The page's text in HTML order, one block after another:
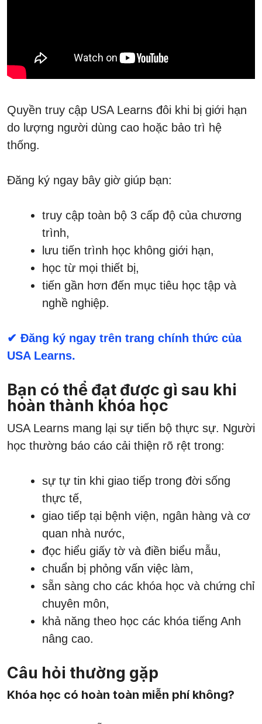
Quyền truy cập USA Learns đôi khi bị giới hạn
do lượng người dùng cao hoặc bảo trì hệ
thống.
Đăng ký ngay bây giờ giúp bạn:
truy cập toàn bộ 3 cấp độ của chương
trình,
lưu tiến trình học không giới hạn,
học từ mọi thiết bị,
tiến gần hơn đến mục tiêu học tập và
nghề nghiệp.
✔ Đăng ký ngay trên trang chính thức của
USA Learns.
Bạn có thể đạt được gì sau khi
hoàn thành khóa học
USA Learns mang lại sự tiến bộ thực sự. Người
học thường báo cáo cải thiện rõ rệt trong:
sự tự tin khi giao tiếp trong đời sống
thực tế,
giao tiếp tại bệnh viện, ngân hàng và cơ
quan nhà nước,
đọc hiểu giấy tờ và điền biểu mẫu,
chuẩn bị phỏng vấn việc làm,
sẵn sàng cho các khóa học và chứng chỉ
chuyên môn,
khả năng theo học các khóa tiếng Anh
nâng cao.
Câu hỏi thường gặp
Khóa học có hoàn toàn miễn phí không?